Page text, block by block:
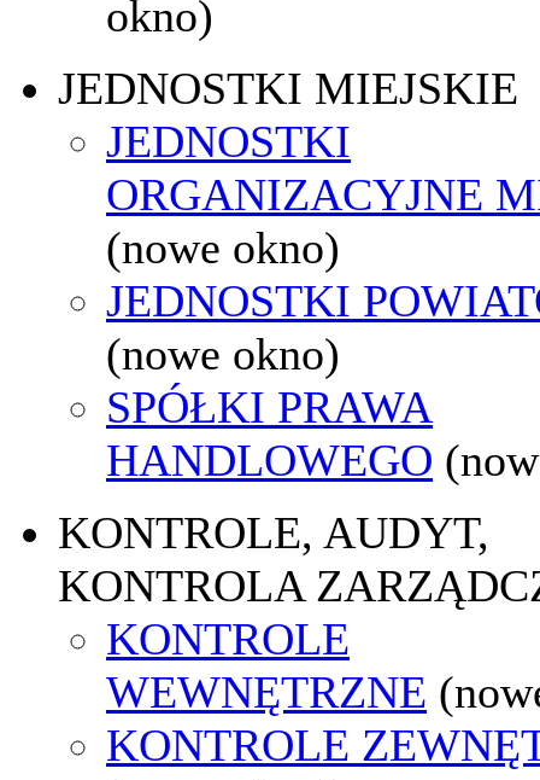
okno)
JEDNOSTKI MIEJSKIE
JEDNOSTKI
ORGANIZACYJNE
(nowe okno)
JEDNOSTKI
(nowe okno)
SPÓŁKI PRAWA
HANDLOWEGO
KONTROLE, AUDYT,
KONTROLA
KONTROLE
WEWNĘTRZNE
KONTROLE